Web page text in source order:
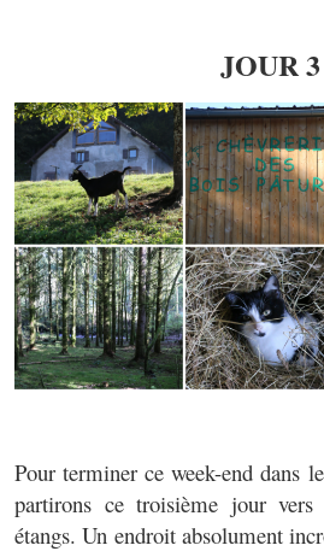
JOUR 3
Pour terminer ce week-end dans
partirons ce troisième jour
étangs. Un endroit absolument